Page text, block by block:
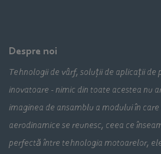
Despre noi
Tehnologii de vârf, soluții de aplicații de
inovatoare - nimic din toate acestea nu
imaginea de ansamblu a modului în
aerodinamice se reunesc, ceea ce
perfectă între tehnologia motoarelor,